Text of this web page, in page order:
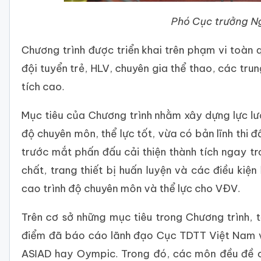
Phó Cục trưởng
Chương trình được triển khai trên phạm vi
đội tuyển trẻ, HLV, chuyên gia thể thao, các
tích cao.
Mục tiêu của Chương trình nhằm xây dựng lực
độ chuyên môn, thể lực tốt, vừa có bản lĩnh thi
trước mắt phấn đấu cải thiện thành tích ngay
chất, trang thiết bị huấn luyện và các điều
cao trình độ chuyên môn và thể lực cho VĐV.
Trên cơ sở những mục tiêu trong Chương
điểm đã báo cáo lãnh đạo Cục TDTT Việt
ASIAD hay Oympic. Trong đó, các môn đều